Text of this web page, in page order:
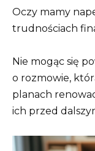
Oczy mamy
trudnościach
Nie mogąc się
o rozmowie,
planach
ich przed